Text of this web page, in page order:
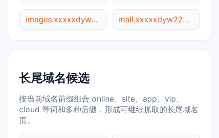
images.xxxxxdyw228.vip mall.xxxxxdyw228.vip
长尾域名候选
按当前域名前缀组合 online、site、app、vip、
cloud 等词和多种后缀，形成可继续抓取的长尾域名
页。